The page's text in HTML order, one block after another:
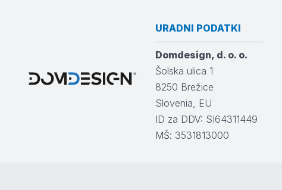
URADNI PODATKI
Domdesign, d. o. o.
Šolska ulica 1
8250 Brežice
Slovenia, EU
ID za DDV: SI64311449
MŠ: 3531813000